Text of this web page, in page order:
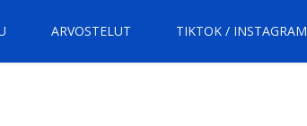
ARVOSTELUT TIKTOK / INSTAGRAM